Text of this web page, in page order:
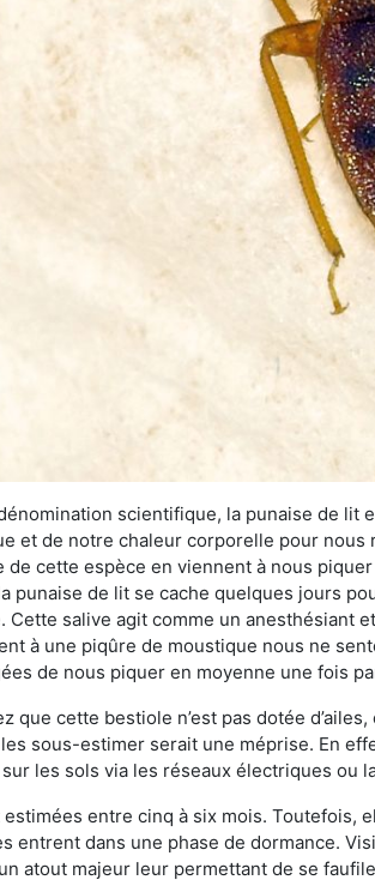
scientifique, la punaise de lit
et de notre chaleur corporelle pour
de cette espèce en viennent à nous
punaise de lit se cache quelques jours
Cette salive agit comme un anesthésiant
à une piqûre de moustique nous ne
de nous piquer en moyenne une fois
que cette bestiole n’est pas dotée
sous-estimer serait une méprise. En
les sols via les réseaux électriques ou
entre cinq à six mois. Toutefois,
entrent dans une phase de dormance.
atout majeur leur permettant de se